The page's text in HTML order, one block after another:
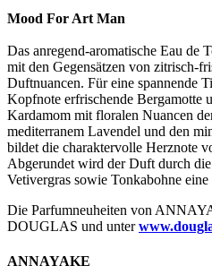
Mood For Art Man
Das anregend-aromatische Eau de
mit den Gegensätzen von zitrisch-
Duftnuancen. Für eine spannende
Kopfnote erfrischende Bergamotte
Kardamom mit floralen Nuancen
mediterranem Lavendel und den
bildet die charaktervolle Herznote
Abgerundet wird der Duft durch
Vetivergras sowie Tonkabohne
Die Parfumneuheiten von
DOUGLAS und unter
ANNAYAKE